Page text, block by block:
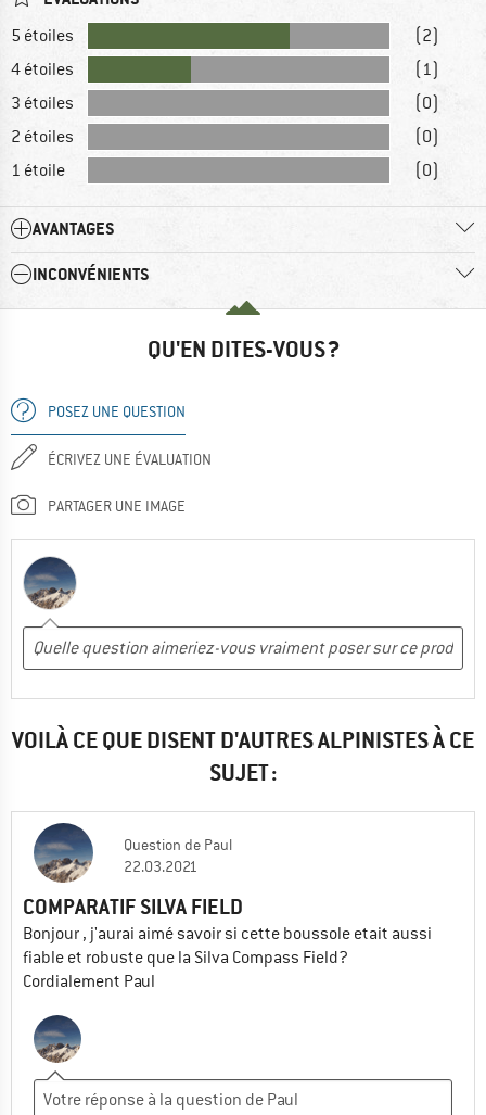
5 étoiles
(2)
4 étoiles
(1)
3 étoiles
(0)
2 étoiles
(0)
1 étoile
(0)
AVANTAGES
INCONVÉNIENTS
QU'EN DITES-VOUS ?
POSEZ UNE QUESTION
ÉCRIVEZ UNE ÉVALUATION
PARTAGER UNE IMAGE
VOILÀ CE QUE DISENT D'AUTRES ALPINISTES À CE
SUJET :
Question de Paul
22.03.2021
COMPARATIF SILVA FIELD
Bonjour , j'aurai aimé savoir si cette boussole etait aussi
fiable et robuste que la Silva Compass Field?
Cordialement Paul